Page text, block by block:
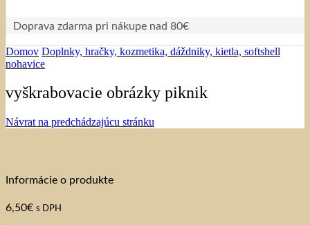
Doprava zdarma pri nákupe nad 80€
Domov Doplnky, hračky, kozmetika, dáždniky, kietla, softshell
nohavice
vyškrabovacie obrázky piknik
Návrat na predchádzajúcu stránku
Informácie o produkte
6,50€ s DPH